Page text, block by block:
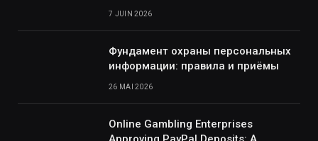
7 JUIN 2026
Фундамент охраны персональных
информации: правила и приёмы
26 MAI 2026
Online Gambling Enterprises